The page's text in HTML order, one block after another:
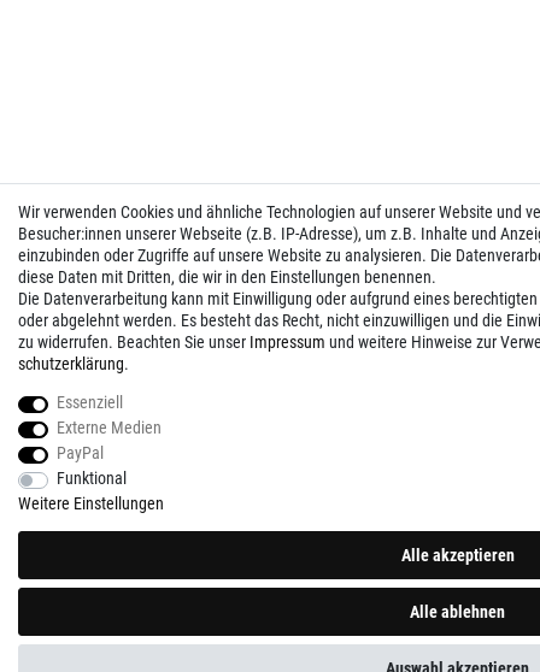
Wir verwenden Cookies und ähnliche Technologien auf unserer Website und
Besucher:innen unserer Webseite (z.B. IP-Adresse), um z.B. Inhalte und
einzubinden oder Zugriffe auf unsere Website zu analysieren. Die
diese Daten mit Dritten, die wir in den Einstellungen benennen.
Die Datenverarbeitung kann mit Einwilligung oder aufgrund eines
oder abgelehnt werden. Es besteht das Recht, nicht einzuwilligen und die
zu widerrufen. Beachten Sie unser Impressum und weitere Hinweise zur
schutz­erklärung.
Essenziell
Externe Medien
PayPal
Funktional
Weitere Einstellungen
Alle akzeptieren
Alle ablehnen
Auswahl akzeptieren